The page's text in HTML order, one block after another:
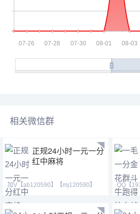
相关微信群
正规24小时一元一分
红中麻将
加V【ab120590】【mj120590】
【hf420624】此群火爆正
QQ【
【